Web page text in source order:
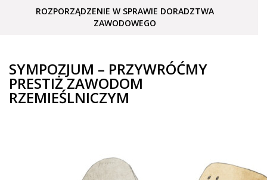
ROZPORZĄDZENIE W SPRAWIE DORADZTWA
ZAWODOWEGO
SYMPOZJUM – PRZYWRÓĆMY
PRESTIŻ ZAWODOM
RZEMIEŚLNICZYM